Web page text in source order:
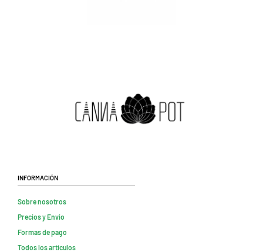
Información
Sobre nosotros
Precios y Envio
Formas de pago
Todos los artículos